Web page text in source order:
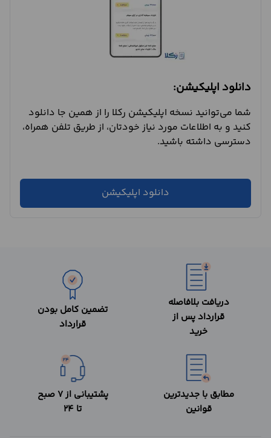
دانلود اپلیکیشن:
شما می‌توانید نسخه اپلیکیشن رکلا را از همین جا دانلود
کنید و به اطلاعات مورد نیاز خودتان، از طریق تلفن همراه،
دسترسی داشته باشید.
دانلود اپلیکیشن
دریافت بلافاصله
قرارداد پس از
خرید
تضمین کامل بودن
قرارداد
مطابق با جدیدترین
قوانین
پشتیبانی از 7 صبح
تا 24